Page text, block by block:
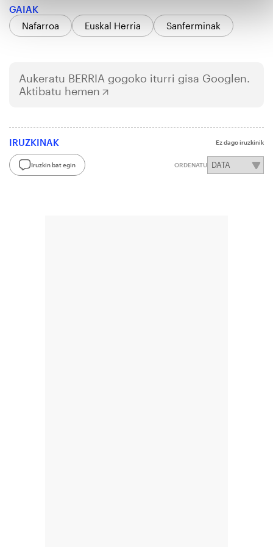
GAIAK
Nafarroa
Euskal Herria Sanferminak
Aukeratu BERRIA gogoko iturri gisa Googlen.
Aktibatu hemen
IRUZKINAK Ez dago iruzkinik
Iruzkin bat egin ORDENATU